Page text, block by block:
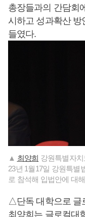
총장들과의 간담회
시하고 성과확산 방
들였다.
▲ 최양희 강원특별자
23년 1월17일 강원특별
로 참석해 입법안에 대
△단독 대학으로 글
최양희 는 글로컬대